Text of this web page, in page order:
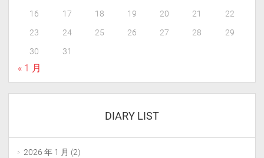
16
17 18 19 20 21
22
23
24 25 26 27 28
29
30
31
« 1 月
DIARY LIST
2026 年 1 月 (2)